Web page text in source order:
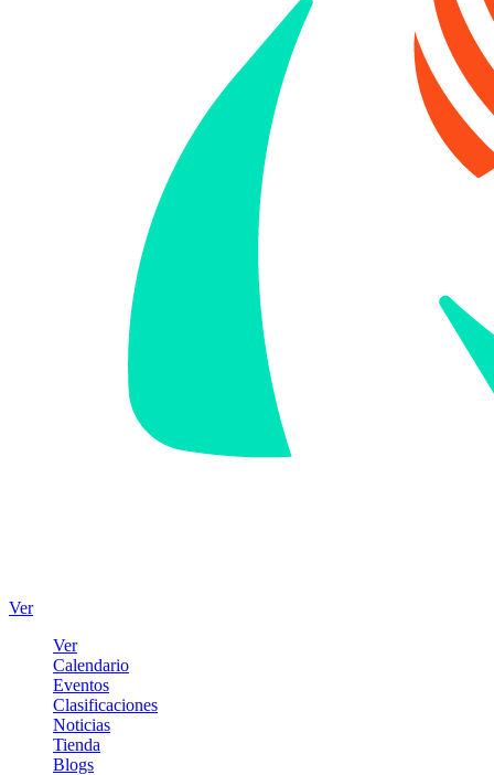
Ver
Ver
Calendario
Eventos
Clasificaciones
Noticias
Tienda
Blogs